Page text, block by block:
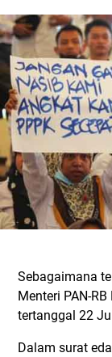
Sebagaimana
Menteri PAN-
tertanggal 22
Dalam surat